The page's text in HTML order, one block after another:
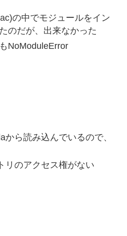
の中でモジュールをイン
のだが、出来なかった
NoModuleError
から読み込んでいるので、
リのアクセス権がない